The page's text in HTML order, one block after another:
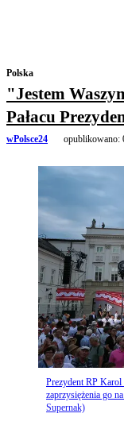
Polska
"Jestem
Pałacu
wPolsce24 opublikowano:
Prezydent RP
zaprzysiężenia go
Supernak)